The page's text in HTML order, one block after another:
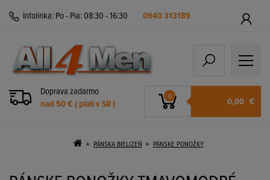
Infolinka: Po - Pia: 08:30 - 16:30 0940 313189
Doprava zadarmo
nad 50 € ( platí v SR )
0 0,00 €
PÁNSKA BIELIZEŇ PÁNSKE PONOŽKY